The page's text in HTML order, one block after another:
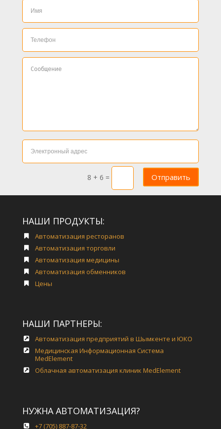
8 + 6 = Отправить
НАШИ ПРОДУКТЫ:
Автоматизация ресторанов
Автоматизация торговли
Автоматизация медицины
Автоматизация обменников
Цены
НАШИ ПАРТНЕРЫ:
Автоматизация предприятий в Шымкенте и ЮКО
Медицинская Информационная Система
MedElement
Облачная автоматизация клиник MedElement
НУЖНА АВТОМАТИЗАЦИЯ?
+7 (705) 887-87-32